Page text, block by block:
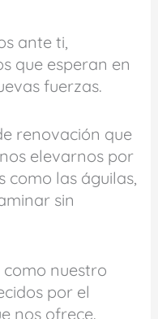
ante ti,
que esperan en
fuerzas.
renovación que
elevarnos por
como las águilas,
sin
como nuestro
por el
nos ofrece.